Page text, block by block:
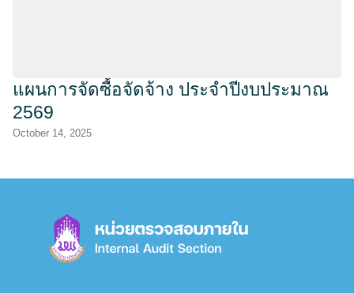
แผนการจัดซื้อจัดจ้าง ประจำปีงบประมาณ
2569
October 14, 2025